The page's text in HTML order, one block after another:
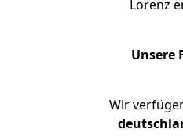
Lorenz
Unsere
Wir